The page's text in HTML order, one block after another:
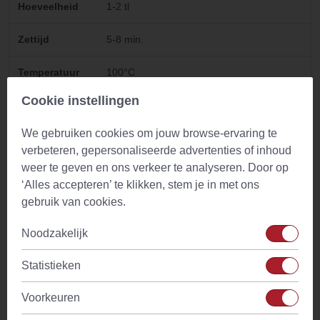
Hoeveelheid 1-2 tl
Zettijd 5-8 min.
Temperatuur
100°C
voor het slapen gaan
Ingredienten Kamille (Matricaria recutita)
Land Egypte
Kenmerken
Tijdstip
Cafeine
Cookie instellingen
We gebruiken cookies om jouw browse-ervaring te
verbeteren, gepersonaliseerde advertenties of inhoud
weer te geven en ons verkeer te analyseren. Door op
‘Alles accepteren’ te klikken, stem je in met ons
gebruik van cookies.
Noodzakelijk
Statistieken
Voorkeuren